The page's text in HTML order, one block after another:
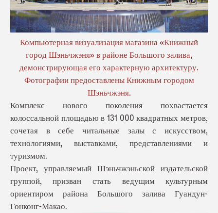
Компьютерная визуализация магазина «Книжный
город Шэньчжэня» в районе Большого залива,
демонстрирующая его характерную архитектуру.
Фотографии предоставлены Книжным городом
Шэньчжэня.
Комплекс нового поколения похвастается
колоссальной площадью в 131 000 квадратных метров,
сочетая в себе читальные залы с искусством,
технологиями, выставками, представлениями и
туризмом.
Проект, управляемый Шэньчжэньской издательской
группой, призван стать ведущим культурным
ориентиром района Большого залива Гуандун-
Гонконг-Макао.